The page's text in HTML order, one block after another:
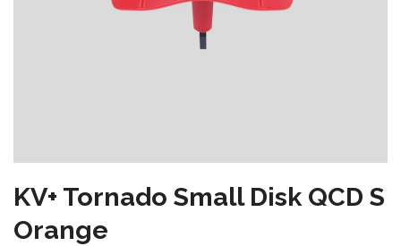
KV+ Tornado Small Disk QCD S
Orange